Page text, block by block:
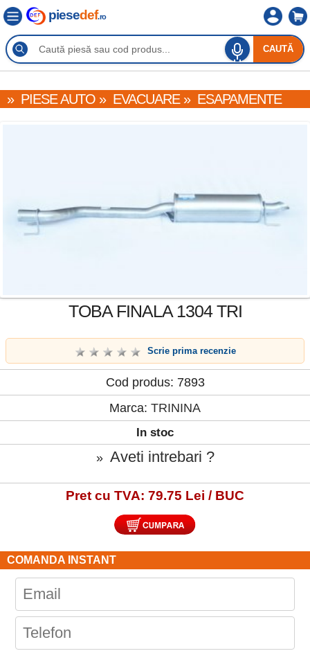
CAUTĂ
piesedef.ro
» PIESE AUTO » EVACUARE» ESAPAMENTE
TOBA FINALA 1304 TRI
Scrie prima recenzie
Cod produs: 7893
Marca: TRININA
In stoc
» Aveti intrebari ?
Pret cu TVA: 79.75 Lei / BUC
COMANDA INSTANT